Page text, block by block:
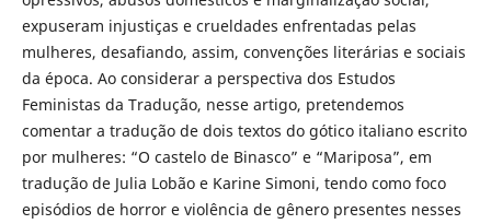
expuseram injustiças e crueldades enfrentadas pelas
mulheres, desafiando, assim, convenções literárias e sociais
da época. Ao considerar a perspectiva dos Estudos
Feministas da Tradução, nesse artigo, pretendemos
comentar a tradução de dois textos do gótico italiano escrito
por mulheres: “O castelo de Binasco” e “Mariposa”, em
tradução de Julia Lobão e Karine Simoni, tendo como foco
episódios de horror e violência de gênero presentes nesses